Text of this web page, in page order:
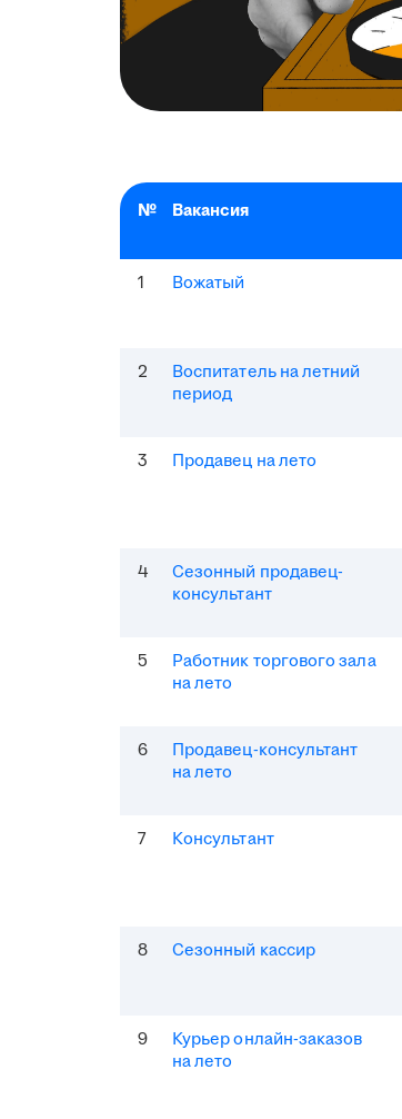
№ Вакансия
1 Вожатый
2
Воспитатель на летний
период
3 Продавец на лето
4
Сезонный продавец-
консультант
5
Работник торгового зала
на лето
6
Продавец-консультант
на лето
7 Консультант
8 Сезонный кассир
9
Курьер онлайн-заказов
на лето